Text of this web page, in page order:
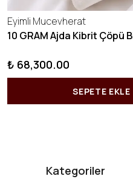
Eyimli Mucevherat
₺ 68,300.00
SEPETE EKLE
Kategoriler